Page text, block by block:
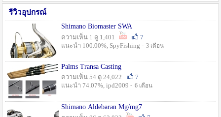
รีวิวอุปกรณ์
Shimano Biomaster SWA
ความเห็น 1 ดู 1,401
7
แนะนำ 100.00%, SpyFishing - 3 เดือน
Palms Transa Casting
ความเห็น 54 ดู 24,022
7
แนะนำ 74.07%, ipd2009 - 6 เดือน
Shimano Aldebaran Mg/mg7